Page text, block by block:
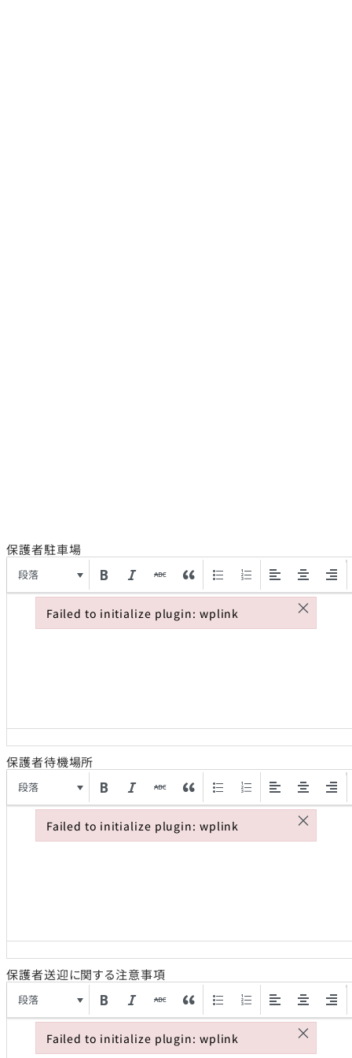
保護者駐車場
段落
保護者待機場所
段落
保護者送迎に関する注意事項
段落
Failed to initialize plugin: wplink ×
Failed to initialize plugin: wplink
Failed to initialize plugin: wplink ×
Failed to initialize plugin: wplink
Failed to initialize plugin: wplink ×